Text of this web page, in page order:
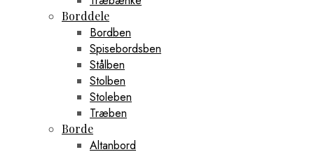
Borddele
Bordben
Spisebordsben
Stålben
Stolben
Stoleben
Træben
Borde
Altanbord